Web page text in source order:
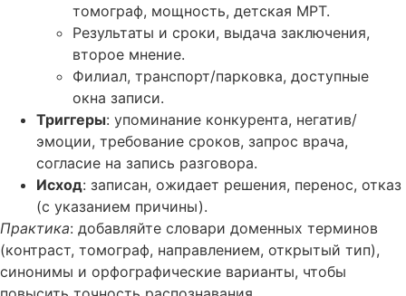
томограф, мощность, детская МРТ.
Результаты и сроки, выдача заключения,
второе мнение.
Филиал, транспорт/парковка, доступные
окна записи.
Триггеры: упоминание конкурента, негатив/
эмоции, требование сроков, запрос врача,
согласие на запись разговора.
Исход: записан, ожидает решения, перенос, отказ
(с указанием причины).
Практика: добавляйте словари доменных терминов
(контраст, томограф, направлением, открытый тип),
синонимы и орфографические варианты, чтобы